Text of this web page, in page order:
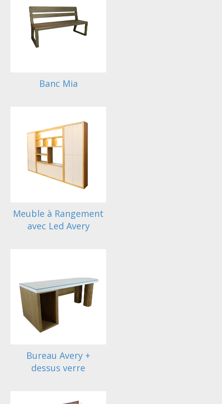
Banc Mia
Meuble à Rangement
avec Led Avery
Bureau Avery +
dessus verre